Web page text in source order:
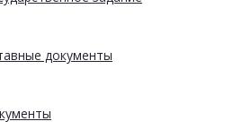
документы